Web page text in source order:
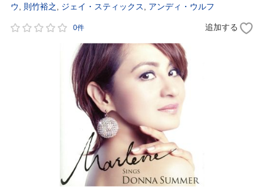
ウ
則竹裕之 ジェイ・スティックス アンディ・ウルフ
0件 追加する